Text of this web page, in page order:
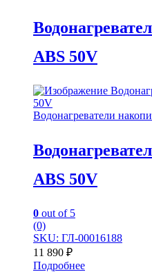
ABS 50V
Водонагреватели
ABS 50V
0 out of 5
(0)
SKU: ГЛ-00016188
11 890 ₽
Подробнее